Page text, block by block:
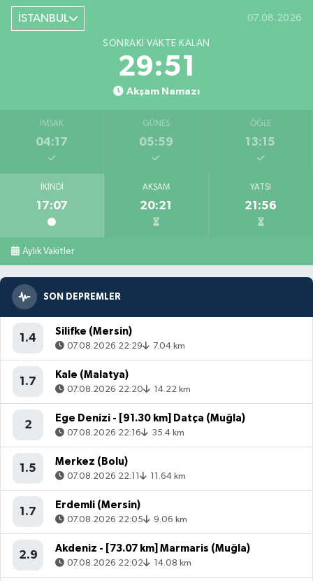
İSTANBUL 07.08.2026
SONRAKI VAKTE KALAN
29:49
Akşam Namazı
İMSAK
04:17
GÜNEŞ
05:59
ÖĞLE
13:15
İKINDI
17:07
AKŞAM
20:21
YATSI
21:56
Aylık Vakitler
SON DEPREMLER
1.4
Silifke (Mersin)
07.08.2026 22:29 7.04 km
1.7
Kale (Malatya)
07.08.2026 22:20 14.22 km
2
Ege Denizi - [91.30 km] Datça (Muğla)
07.08.2026 22:16 35.4 km
1.5
Merkez (Bolu)
07.08.2026 22:11 11.64 km
1.7
Erdemli (Mersin)
07.08.2026 22:05 9.06 km
2.9
Akdeniz - [73.07 km] Marmaris (Muğla)
07.08.2026 22:02 14.08 km